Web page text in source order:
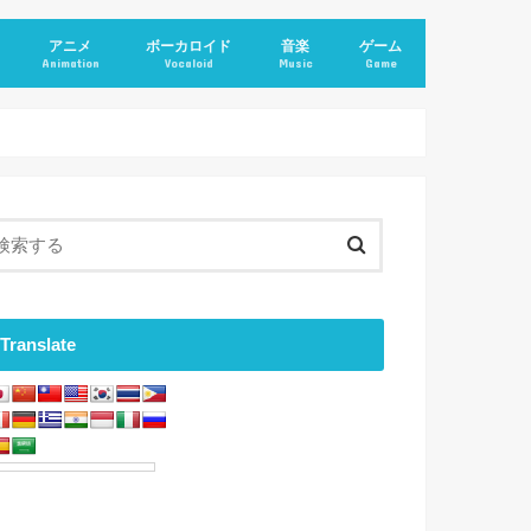
アニメ
Animation
ボーカロイド
Vocaloid
音楽
Music
ゲーム
Game
Translate